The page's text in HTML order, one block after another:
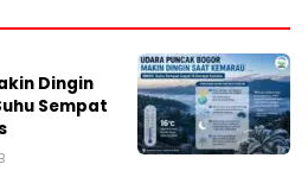
Dingin
Sempat